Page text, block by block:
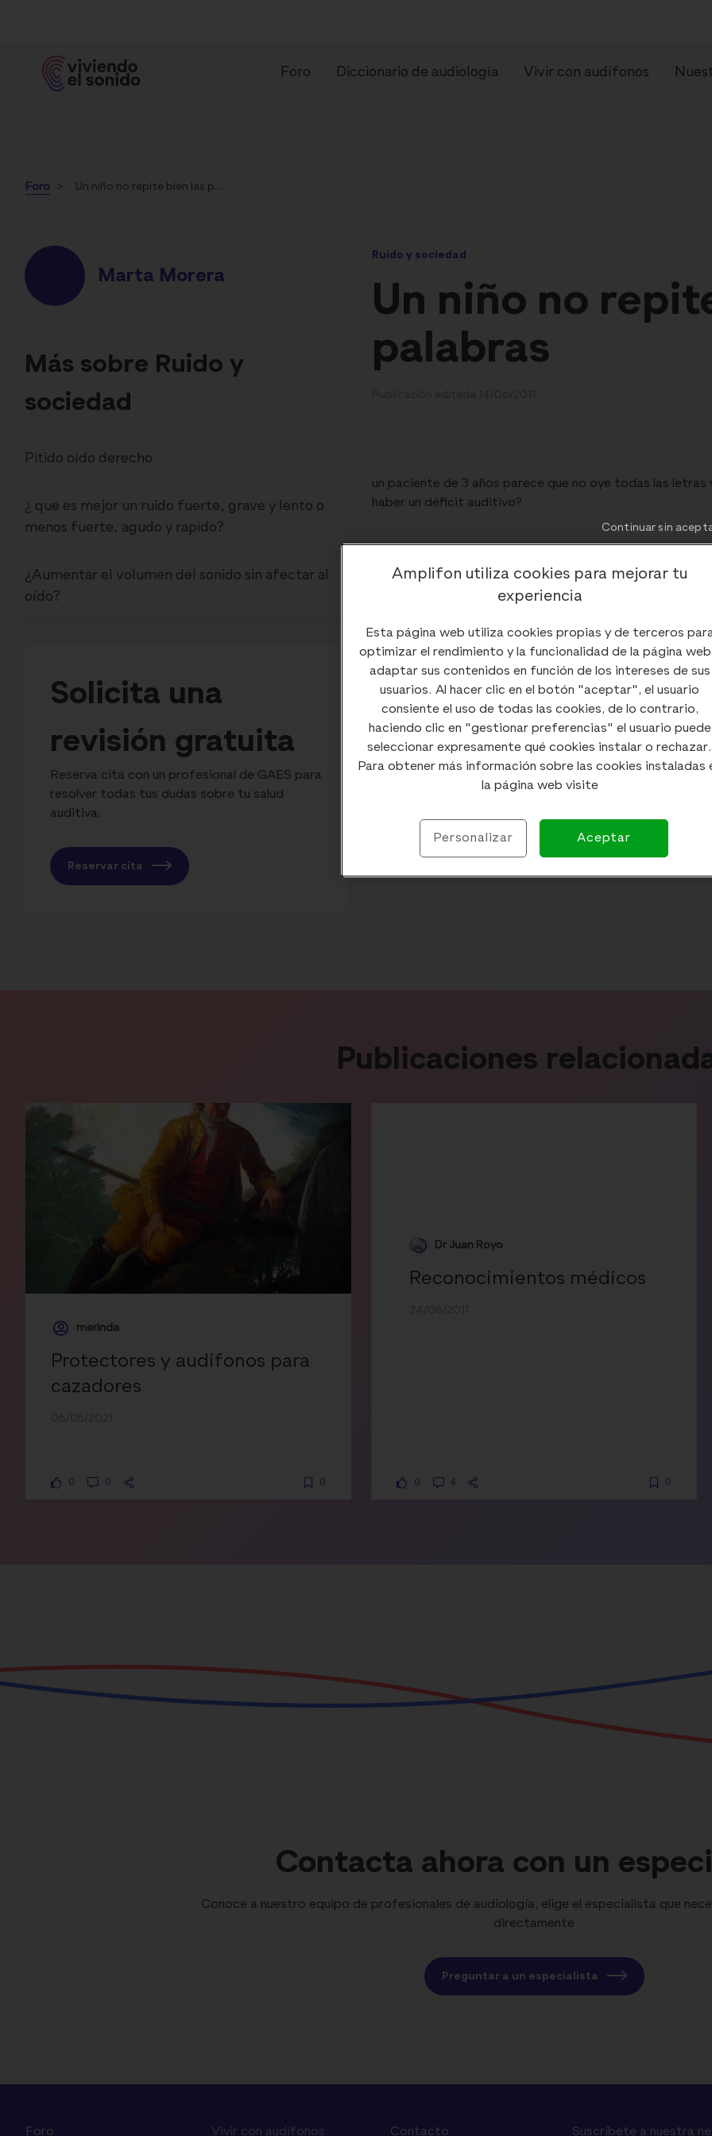
Foro Diccionario de audiología Vivir con audífonos
¿Qué es un audífono?
Foro
Marta Morera
Más sobre Ruido y
sociedad
Pitido oído derecho
¿ que es mejor un ruido fuerte, grave y lento o
menos fuerte, agudo y rapido?
¿Aumentar el volumen del sonido sin afectar al
oído?
Solicita una
revisión gratuita
Reserva cita con un profesional de GAES para
resolver todas tus dudas sobre tu salud
auditiva.
Reservar cita
Ruido y sociedad
Un niño no
palabras
un paciente de 3 años parece que no oye todas las
haber un déficit auditivo?
)
Publicaciones
merinda
Protectores y audifonos para
cazadores
0 0 0
Dr Juan Royo
Reconocimientos médicos
0 4 0
Contacta ahora con un
Conoce a nuestro equipo de profesionales de audiología, elige el especialista que
directamente
Preguntar a un especialista
Foro Vivir con audífonos Contacto Suscríbete a nuestra
Amplifon utiliza cookies para mejorar tu
experiencia
Esta página web utiliza cookies propias y de terceros
optimizar el rendimiento y la funcionalidad de la página
adaptar sus contenidos en función de los intereses de sus
usuarios. Al hacer clic en el botón "aceptar", el usuario
consiente el uso de todas las cookies, de lo contrario,
haciendo clic en "gestionar preferencias" el usuario puede
seleccionar expresamente qué cookies instalar o rechazar.
Para obtener más información sobre las cookies instaladas
la página web visite
Personalizar Aceptar
Continuar sin